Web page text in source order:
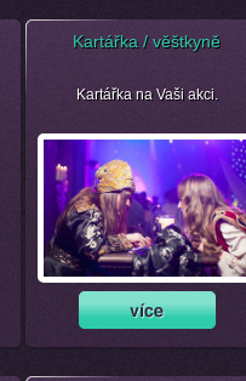
Kartářka / věštkyně
Kartářka na Vaši akci.